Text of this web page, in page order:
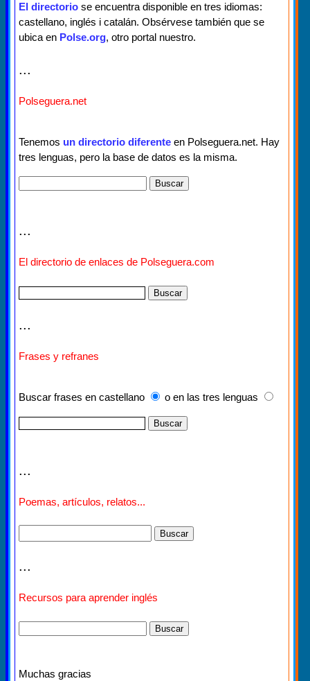
El directorio se encuentra disponible en tres idiomas:
castellano, inglés i catalán. Obsérvese también que se
ubica en Polse.org, otro portal nuestro.
...
Polseguera.net
Tenemos un directorio diferente en Polseguera.net. Hay
tres lenguas, pero la base de datos es la misma.
...
El directorio de enlaces de Polseguera.com
...
Frases y refranes
Buscar frases en castellano o en las tres lenguas
...
Poemas, artículos, relatos...
...
Recursos para aprender inglés
Muchas gracias